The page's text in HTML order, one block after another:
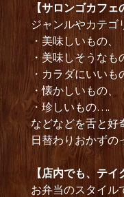
【サロンゴカフェ
ジャンルやカテゴ
・美味しいもの、
・美味しそうなも
・カラダにいいも
・懐かしいもの、
・珍しいもの….
などなどを舌と好
日替わりおかずの
【店内でも、テイ
お弁当のスタイル